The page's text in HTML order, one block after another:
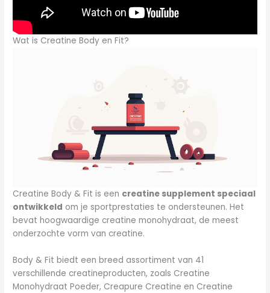
Wat is Creatine Body en Fit?
Creatine Body & Fit is een creatine supplement speciaal
ontwikkeld om je sportprestaties te ondersteunen. Het
bevat hoogwaardige creatine monohydraat, de meest
onderzochte vorm van creatine.
Body & Fit biedt een breed assortiment van 41
verschillende creatineproducten, zoals Creatine
Monohydraat Poeder, Creapure Creatine en Creatine